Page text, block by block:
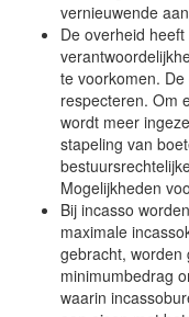
vernieuwende
De overheid
te voorkomen.
respecteren. Om
wordt meer
stapeling van
Mogelijkheden
Bij incasso
maximale
gebracht, worden
minimumbedrag
waarin